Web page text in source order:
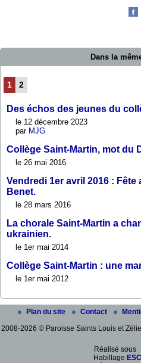
Dans la
1 2
Des échos des jeunes du
le 12 décembre 2023
par MJG
Collège Saint-Martin, mot du
le 26 mai 2016
Vendredi 1er avril 2016 :
Benet.
le 28 mars 2016
La chorale Saint-Martin a
ukrainien.
le 1er mai 2014
Collège Saint-Martin : une
le 1er mai 2012
Plan du site Contact
2008-2026 © Paroisse Saints Louis et
Réalisé sous
Habillage